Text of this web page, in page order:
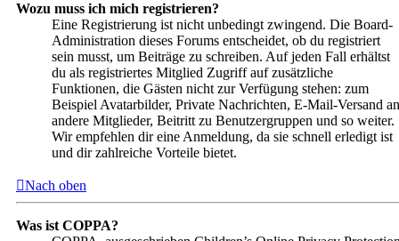
Wozu muss ich mich registrieren?
Eine Registrierung ist nicht unbedingt zwingend. Die Board-
Administration dieses Forums entscheidet, ob du registriert
sein musst, um Beiträge zu schreiben. Auf jeden Fall erhältst
du als registriertes Mitglied Zugriff auf zusätzliche
Funktionen, die Gästen nicht zur Verfügung stehen: zum
Beispiel Avatarbilder, Private Nachrichten, E-Mail-Versand an
andere Mitglieder, Beitritt zu Benutzergruppen und so weiter.
Wir empfehlen dir eine Anmeldung, da sie schnell erledigt ist
und dir zahlreiche Vorteile bietet.
Nach oben
Was ist COPPA?